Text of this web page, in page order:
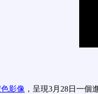
影像 ，呈現3月28日一